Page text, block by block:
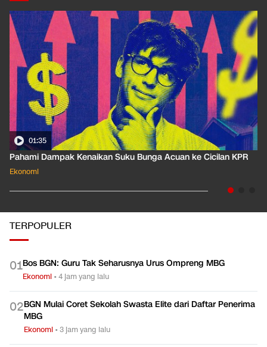
01:35
Pahami Dampak Kenaikan Suku Bunga Acuan ke Cicilan KPR
Ekonomi
TERPOPULER
01Bos BGN: Guru Tak Seharusnya Urus Ompreng MBG
Ekonomi •4 jam yang lalu
02BGN Mulai Coret Sekolah Swasta Elite dari Daftar Penerima
MBG
Ekonomi •3 jam yang lalu